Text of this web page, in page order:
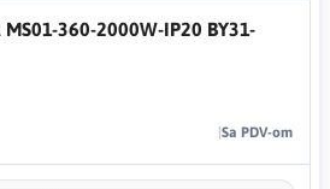
MS01-360-2000W-IP20 BY31-
Sa PDV-om